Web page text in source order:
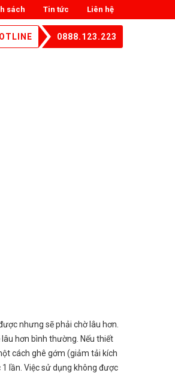
Liên hệ
Tin tức
sách
0888.123.223
nhưng sẽ phải chờ lâu hơn.
hơn bình thường. Nếu thiết
cách ghê gớm (giảm tải kích
lần. Việc sử dụng không được